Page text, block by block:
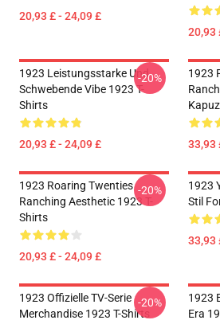
20,93 £ - 24,09 £
20,93
1923 Leistungsstarke Und
Schwebende Vibe 1923 T-
Shirts
20,93 £ - 24,09 £
-20%
1923
33,93
1923 Roaring Twenties
Ranching Aesthetic 1923 T-
Shirts
20,93 £ - 24,09 £
-20%
1923
Stil
33,93
1923 Offizielle TV-Serie
Merchandise 1923 T-Shirts
-20%
1923
Era